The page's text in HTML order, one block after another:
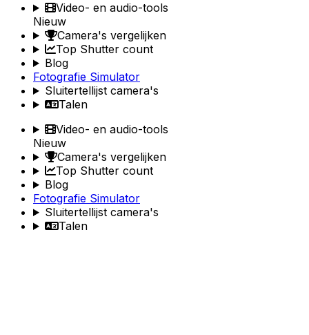
Video- en audio-tools
Nieuw
Camera's vergelijken
Top Shutter count
Blog
Fotografie Simulator
Sluitertellijst camera's
Talen
Video- en audio-tools
Nieuw
Camera's vergelijken
Top Shutter count
Blog
Fotografie Simulator
Sluitertellijst camera's
Talen